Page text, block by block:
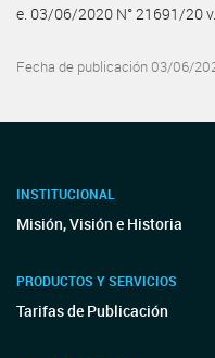
e. 03/06/2020 N° 21691/20
Fecha de publicación 03/06/
INSTITUCIONAL
Misión, Visión e Historia
PRODUCTOS Y SERVICIOS
Tarifas de Publicación